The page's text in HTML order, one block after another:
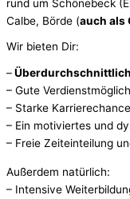
rund um Schönebeck
Calbe, Börde (auch als
Wir bieten Dir:
–
– Gute
– Starke
– Ein motiviertes und
– Freie Zeiteinteilung
Außerdem natürlich:
– Intensive